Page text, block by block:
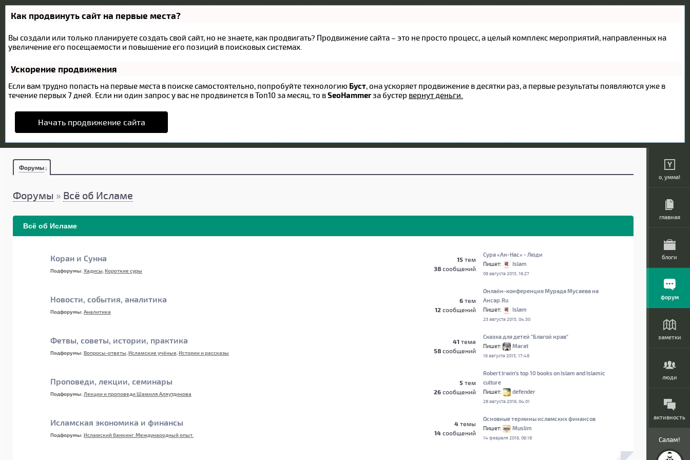
Как продвинуть сайт на первые места?
Вы создали или только планируете создать свой сайт, но не знаете, как продвигать? Продвижение сайта – это не просто процесс, а целый комплекс мероприятий, направленных на
увеличение его посещаемости и повышение его позиций в поисковых системах.
Ускорение продвижения
Если вам трудно попасть на первые места в поиске самостоятельно, попробуйте технологию Буст, она ускоряет продвижение в десятки раз, а первые результаты появляются уже в
течение первых 7 дней. Если ни один запрос у вас не продвинется в Топ10 за месяц, то вSeoHammerза бустер вернут деньги.
Начать продвижение сайта
о, умма!
главная
блоги
форум
заметки
люди
активность
Салам!
Форумы
Форумы » Всё об Исламе
Всё об Исламе
Коран и Сунна
Подфорумы: Хадисы,Короткие суры
15 тем
38 сообщений
Сура «Ан-Нас» - Люди
Пишет:
Islam
09 августа 2015, 16:27
Новости, события, аналитика
Подфорумы: Аналитика
6 тем
12 сообщений
Онлайн-конференция Мурада Мусаева на
Ансар.Ru
Пишет:
Islam
23 августа 2015, 04:30
Фетвы, советы, истории, практика
Подфорумы: Вопросы-ответы,Исламские учёные,Истории и рассказы
41 тема
58 сообщений
Сказка для детей "Благой нрав"
Пишет:
Marat
16 августа 2015, 17:48
Проповеди, лекции, семинары
Подфорумы: Лекции и проповеди Шамиля Аляутдинова
5 тем
26 сообщений
Robert Irwin's top 10 books on Islam and Islamic
culture
Пишет:
defender
28 августа 2016, 04:01
Исламская экономика и финансы
Подфорумы: Исламский банкинг. Международный опыт.
4 темы
14 сообщений
Основные термины исламских финансов
Пишет:
Muslim
14 февраля 2016, 06:18